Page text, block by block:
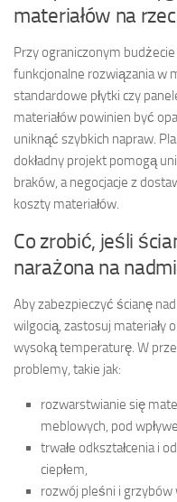
materiałów na
Przy ograniczonym
funkcjonalne rozwiązania w
standardowe płytki czy
materiałów powinien być
uniknąć szybkich napraw.
dokładny projekt pomogą
braków, a negocjacje z
koszty materiałów.
Co zrobić, jeśli
narażona na
Aby zabezpieczyć ścianę
wilgocią, zastosuj materiały
wysoką temperaturę. W
problemy, takie jak:
rozwarstwianie się
meblowych, pod
trwałe odkształcenia i
ciepłem,
rozwój pleśni i grzybów